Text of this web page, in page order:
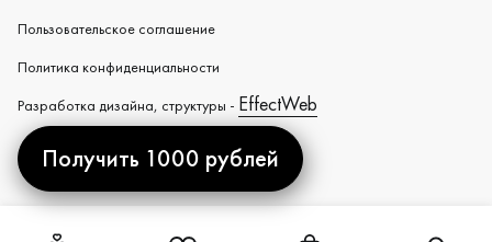
Пользовательское cоглашение
Политика конфиденциальности
Разработка дизайна, структуры - EffectWeb
Created by
Получить 1000 рублей